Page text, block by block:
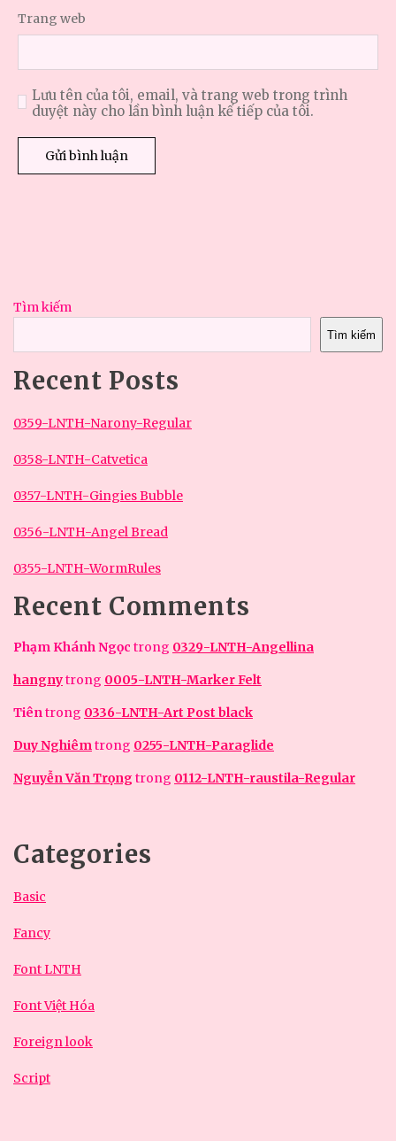
Trang web
Lưu tên của tôi, email, và trang web trong trình
duyệt này cho lần bình luận kế tiếp của tôi.
Tìm kiếm
Tìm kiếm
Recent Posts
0359-LNTH-Narony-Regular
0358-LNTH-Catvetica
0357-LNTH-Gingies Bubble
0356-LNTH-Angel Bread
0355-LNTH-WormRules
Recent Comments
Phạm Khánh Ngọc trong 0329-LNTH-Angellina
hangnytrong 0005-LNTH-Marker Felt
Tiêntrong 0336-LNTH-Art Post black
Duy Nghiêmtrong 0255-LNTH-Paraglide
Nguyễn Văn Trọngtrong 0112-LNTH-raustila-Regular
Categories
Basic
Fancy
Font LNTH
Font Việt Hóa
Foreign look
Script